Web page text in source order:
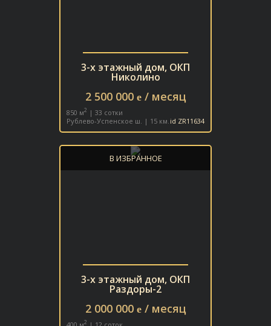
3-х этажный дом, ОКП
Николино
2 500 000 e/ месяц
850 м2 | 33 сотки
Рублево-Успенское ш. | 15 км. id ZR11634
3-х этажный дом, ОКП
Раздоры-2
2 000 000 e/ месяц
2
В ИЗБРАННОЕ